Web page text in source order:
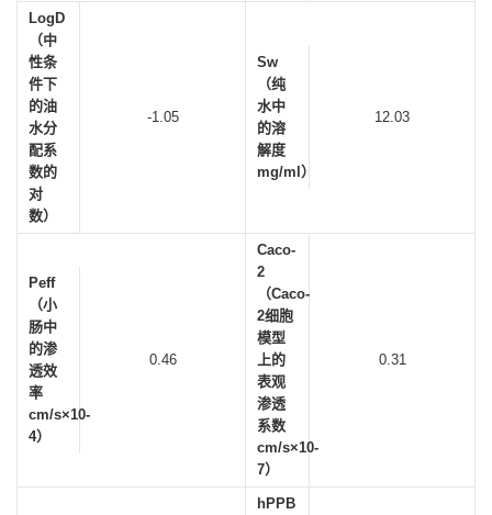
LogD
（中
性条
件下
的油
水分
配系
数的
对
数）
-1.05
Sw
（纯
水中
的溶
解度
mg/ml）
12.03
Peff
（小
肠中
的渗
透效
率
cm/s×10-
4）
0.46
Caco-
2
（Caco-
2细胞
模型
上的
表观
渗透
系数
cm/s×10-
7）
0.31
hPPB